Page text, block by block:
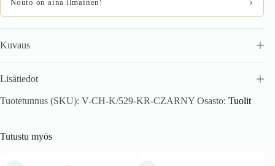
Nouto on aina ilmainen!
Kuvaus
Lisätiedot
Tuotetunnus (SKU): V-CH-K/529-KR-CZARNY Osasto: Tuolit
Tutustu myös